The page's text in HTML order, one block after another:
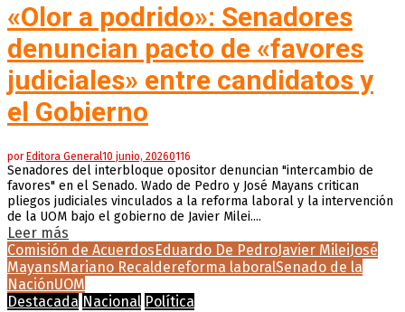
«Olor a podrido»: Senadores
denuncian pacto de «favores
judiciales» entre candidatos y
el Gobierno
por Editora General10 junio, 20260116
Senadores del interbloque opositor denuncian "intercambio de
favores" en el Senado. Wado de Pedro y José Mayans critican
pliegos judiciales vinculados a la reforma laboral y la intervención
de la UOM bajo el gobierno de Javier Milei....
Leer más
Comisión de AcuerdosEduardo De PedroJavier MileiJosé
MayansMariano Recaldereforma laboralSenado de la
NaciónUOM
Destacada Nacional Política